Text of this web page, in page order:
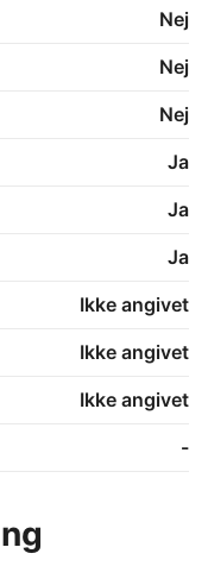
Nej
Nej
Nej
Ja
Ja
Ja
Ikke angivet
Ikke angivet
Ikke angivet
-